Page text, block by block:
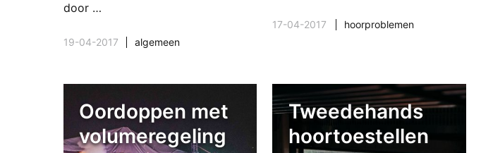
door …
19-04-2017 algemeen
17-04-2017 hoorproblemen
Oordoppen met
volumeregeling
Tweedehands
hoortoestellen